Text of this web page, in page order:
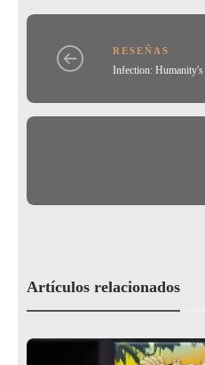
o
k
RESEÑAS
Infection: Humanity's
Artículos relacionados